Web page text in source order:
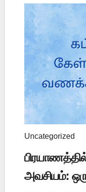
Uncategorized
அவசியம்: